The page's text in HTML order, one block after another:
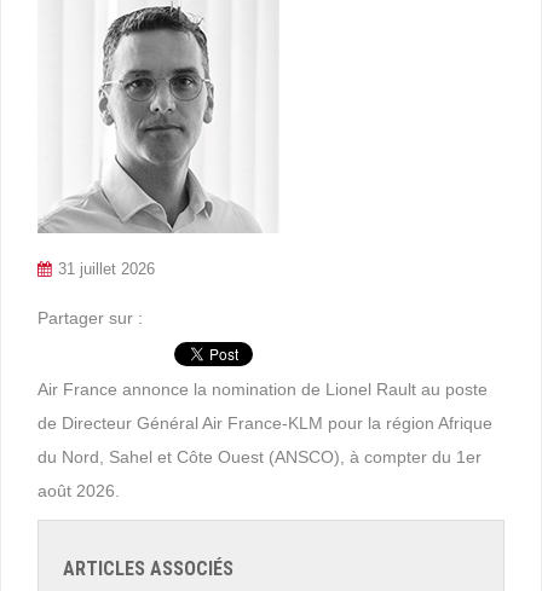
31 juillet 2026
Partager sur :
Air France annonce la nomination de Lionel Rault au poste
de Directeur Général Air France-KLM pour la région Afrique
du Nord, Sahel et Côte Ouest (ANSCO), à compter du 1er
août 2026.
ARTICLES ASSOCIÉS